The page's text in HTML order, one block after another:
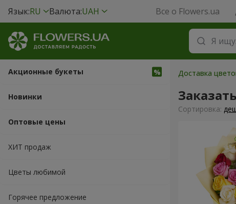
Язык:RU Валюта:UAH Все о Flowers.ua
Акционные букеты
Новинки
Оптовые цены
ХИТ продаж
Цветы любимой
Горячее предложение
Доставка
Cортировка: